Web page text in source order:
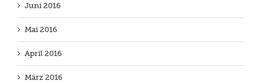
Juni 2016
Mai 2016
April 2016
März 2016